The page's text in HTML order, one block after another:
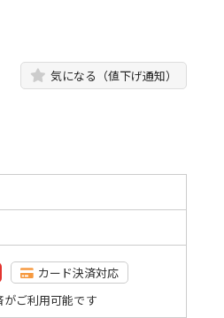
気になる（値下げ通知）
カード決済対応
ご利用可能です